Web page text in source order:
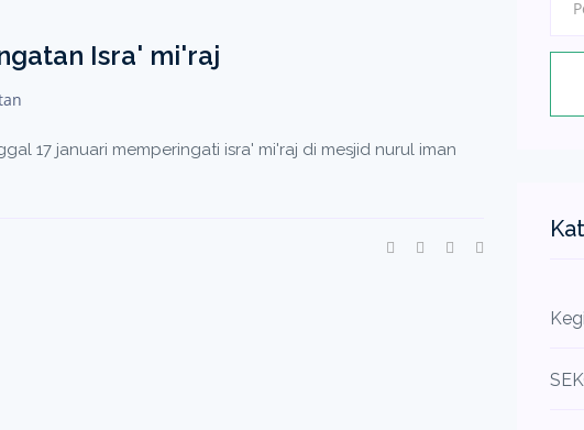
Isra' mi'raj
17 januari memperingati isra' mi'raj di mesjid nurul iman